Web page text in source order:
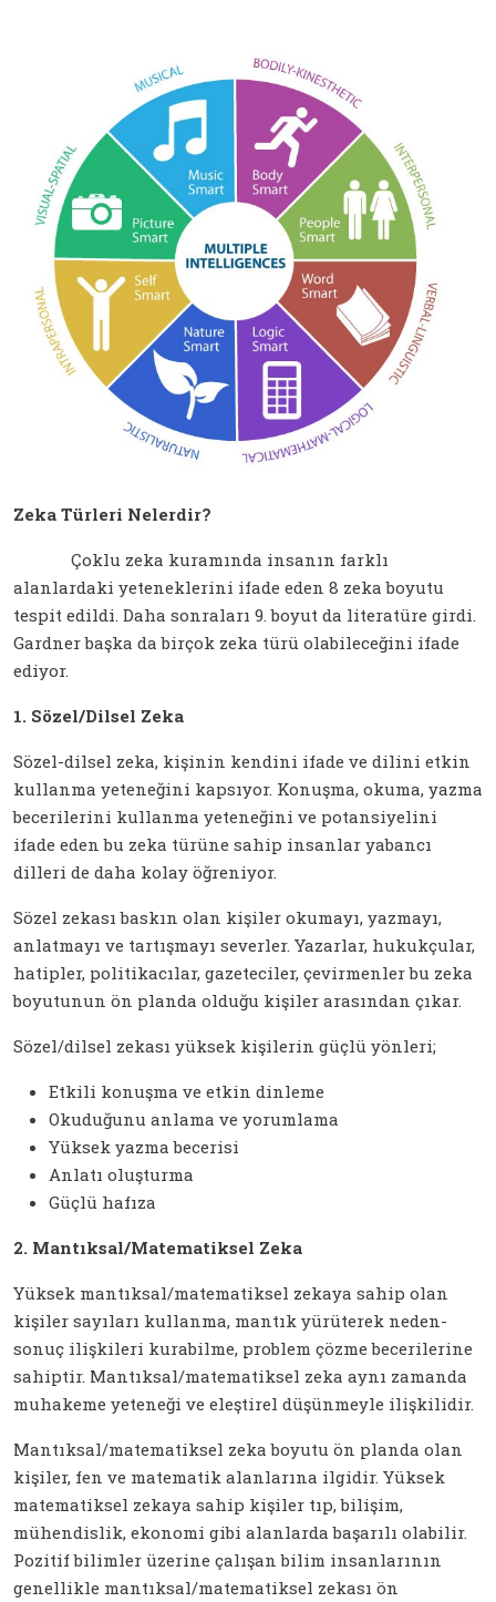
Zeka Türleri Nelerdir?
Çoklu zeka kuramında insanın farklı
alanlardaki yeteneklerini ifade eden 8 zeka boyutu
tespit edildi. Daha sonraları 9. boyut da literatüre girdi.
Gardner başka da birçok zeka türü olabileceğini ifade
ediyor.
1. Sözel/Dilsel Zeka
Sözel-dilsel zeka, kişinin kendini ifade ve dilini etkin
kullanma yeteneğini kapsıyor. Konuşma, okuma, yazma
becerilerini kullanma yeteneğini ve potansiyelini
ifade eden bu zeka türüne sahip insanlar yabancı
dilleri de daha kolay öğreniyor.
Sözel zekası baskın olan kişiler okumayı, yazmayı,
anlatmayı ve tartışmayı severler. Yazarlar, hukukçular,
hatipler, politikacılar, gazeteciler, çevirmenler bu zeka
boyutunun ön planda olduğu kişiler arasından çıkar.
Sözel/dilsel zekası yüksek kişilerin güçlü yönleri;
Etkili konuşma ve etkin dinleme
Okuduğunu anlama ve yorumlama
Yüksek yazma becerisi
Anlatı oluşturma
Güçlü hafıza
2. Mantıksal/Matematiksel Zeka
Yüksek mantıksal/matematiksel zekaya sahip olan
kişiler sayıları kullanma, mantık yürüterek neden-
sonuç ilişkileri kurabilme, problem çözme becerilerine
sahiptir. Mantıksal/matematiksel zeka aynı zamanda
muhakeme yeteneği ve eleştirel düşünmeyle ilişkilidir.
Mantıksal/matematiksel zeka boyutu ön planda olan
kişiler, fen ve matematik alanlarına ilgidir. Yüksek
matematiksel zekaya sahip kişiler tıp, bilişim,
mühendislik, ekonomi gibi alanlarda başarılı olabilir.
Pozitif bilimler üzerine çalışan bilim insanlarının
genellikle mantıksal/matematiksel zekası ön